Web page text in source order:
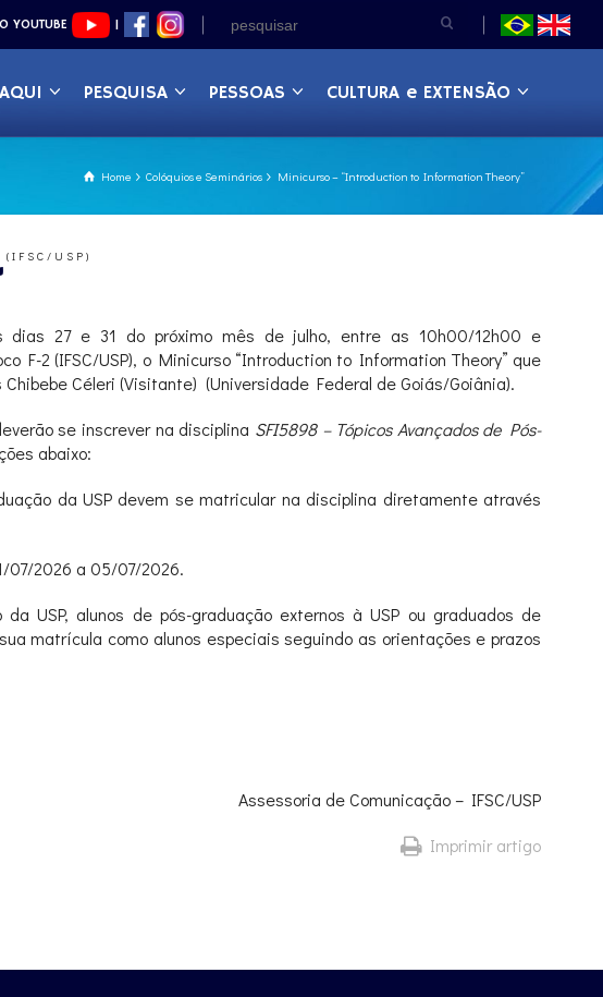
YOUTUBE |
PESQUISA PESSOAS CULTURA e EXTENSÃO
Home Colóquios e Seminários Minicurso – “Introduction to Information Theory”
USP)
dias 27 e 31 do próximo mês de julho, entre as 10h00/12h00 e
F-2 (IFSC/USP), o Minicurso “Introduction to Information Theory” que
Céleri (Visitante) (Universidade Federal de Goiás/Goiânia).
se inscrever na disciplina SFI5898 – Tópicos Avançados de Pós-
abaixo:
da USP devem se matricular na disciplina diretamente através
07/2026 a 05/07/2026.
USP, alunos de pós-graduação externos à USP ou graduados de
matrícula como alunos especiais seguindo as orientações e prazos
Assessoria de Comunicação – IFSC/USP
Imprimir artigo